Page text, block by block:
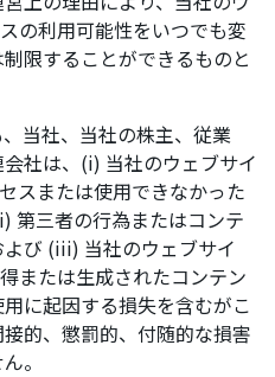
の利用可能性をいつでも変
限することができるものと
当社、当社の株主、従業
社は、(i) 当社のウェブサイ
スまたは使用できなかった
第三者の行為またはコンテ
び (iii) 当社のウェブサイ
または生成されたコンテン
に起因する損失を含むがこ
的、懲罰的、付随的な損害
。